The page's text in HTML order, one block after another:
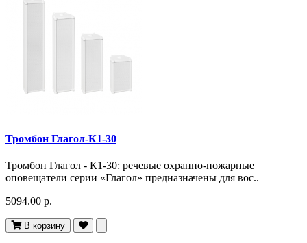
Тромбон Глагол-К1-30
Тромбон Глагол - К1-30: речевые охранно-пожарные
оповещатели серии «Глагол» предназначены для вос..
5094.00 р.
В корзину